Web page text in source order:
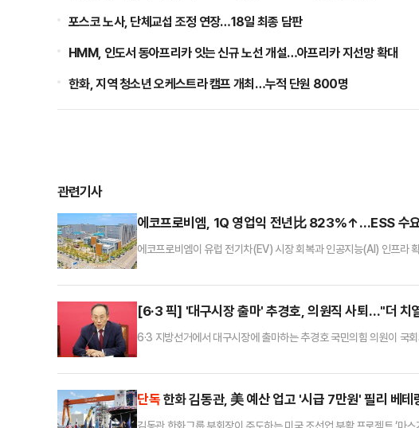
포스코 노사, 단체교섭 조정 연장…18일 최종 담판
HMM, 인도서 동아프리카 잇는 신규 노선 개설…아프리카 지선망 확대
한화, 지역 청소년 오케스트라 캠프 개최…누적 단원 800명
관련기사
에코프로비엠, 1Q 영업익 전년比 823%↑…ESS 수
에코프로비엠이 유럽 전기차(EV) 시장 회복과 인공지능(AI) 인프라
분기 매출은 전년 동기와 비교해 3.9% 감소했으나 같은 기간 영업
[6·3 픽] '대구시장 출마' 추경호, 의원직 사퇴…"더 치
6·3 지방선거에서 대구시장에 출마하는 추경호 국민의힘 의원이 국
음 국회의원 배지를 달았던 날, 겨우 6g의 작은 무게였지만 그 책임
단독한화 김동관, 美 예산 업고 '시급 7만원' 필리 베테